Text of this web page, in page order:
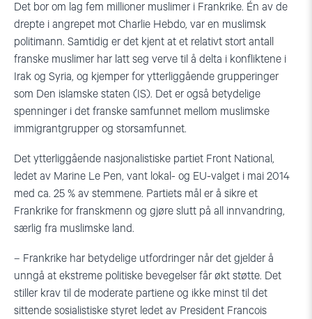
Det bor om lag fem millioner muslimer i Frankrike. Én av de
drepte i angrepet mot Charlie Hebdo, var en muslimsk
politimann. Samtidig er det kjent at et relativt stort antall
franske muslimer har latt seg verve til å delta i konfliktene i
Irak og Syria, og kjemper for ytterliggående grupperinger
som Den islamske staten (IS). Det er også betydelige
spenninger i det franske samfunnet mellom muslimske
immigrantgrupper og storsamfunnet.
Det ytterliggående nasjonalistiske partiet Front National,
ledet av Marine Le Pen, vant lokal- og EU-valget i mai 2014
med ca. 25 % av stemmene. Partiets mål er å sikre et
Frankrike for franskmenn og gjøre slutt på all innvandring,
særlig fra muslimske land.
– Frankrike har betydelige utfordringer når det gjelder å
unngå at ekstreme politiske bevegelser får økt støtte. Det
stiller krav til de moderate partiene og ikke minst til det
sittende sosialistiske styret ledet av President Francois